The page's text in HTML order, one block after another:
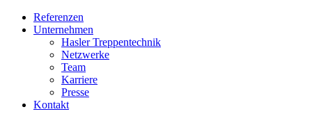
Referenzen
Unternehmen
Hasler Treppentechnik
Netzwerke
Team
Karriere
Presse
Kontakt